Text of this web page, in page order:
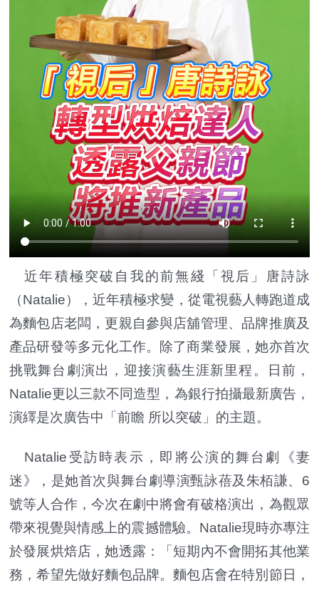
近年積極突破自我的前無綫「視后」唐詩詠
（Natalie），近年積極求變，從電視藝人轉跑道成
為麵包店老闆，更親自參與店舖管理、品牌推廣及
產品研發等多元化工作。除了商業發展，她亦首次
挑戰舞台劇演出，迎接演藝生涯新里程。日前，
Natalie更以三款不同造型，為銀行拍攝最新廣告，
演繹是次廣告中「前瞻 所以突破」的主題。
Natalie受訪時表示，即將公演的舞台劇《妻
迷》，是她首次與舞台劇導演甄詠蓓及朱栢謙、6
號等人合作，今次在劇中將會有破格演出，為觀眾
帶來視覺與情感上的震撼體驗。Natalie現時亦專注
於發展烘焙店，她透露：「短期內不會開拓其他業
務，希望先做好麵包品牌。麵包店會在特別節日，